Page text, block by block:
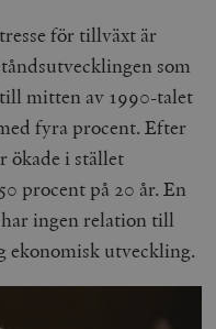
för tillväxt är
som
mitten av 1990-talet
fyra procent. Efter
ökade i stället
procent på 20 år. En
ingen relation till
ekonomisk utveckling.